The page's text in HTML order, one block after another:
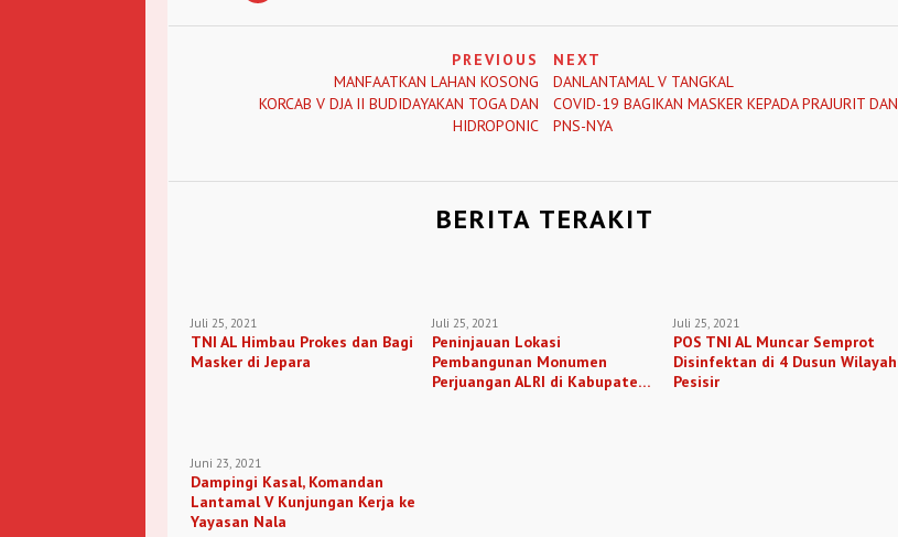
PREVIOUS
MANFAATKAN LAHAN KOSONG
KORCAB V DJA II BUDIDAYAKAN TOGA DAN
HIDROPONIC
NEXT
DANLANTAMAL V TANGKAL
COVID-19 BAGIKAN MASKER KEPADA PRAJURIT DAN
PNS-NYA
BERITA TERAKIT
Juli 25, 2021
TNI AL Himbau Prokes dan Bagi
Masker di Jepara
Juli 25, 2021
Peninjauan Lokasi
Pembangunan Monumen
Perjuangan ALRI di Kabupaten
Juli 25, 2021
POS TNI AL Muncar Semprot
Disinfektan di 4 Dusun Wilayah
Pesisir
Juni 23, 2021
Dampingi Kasal, Komandan
Lantamal V Kunjungan Kerja ke
Yayasan Nala